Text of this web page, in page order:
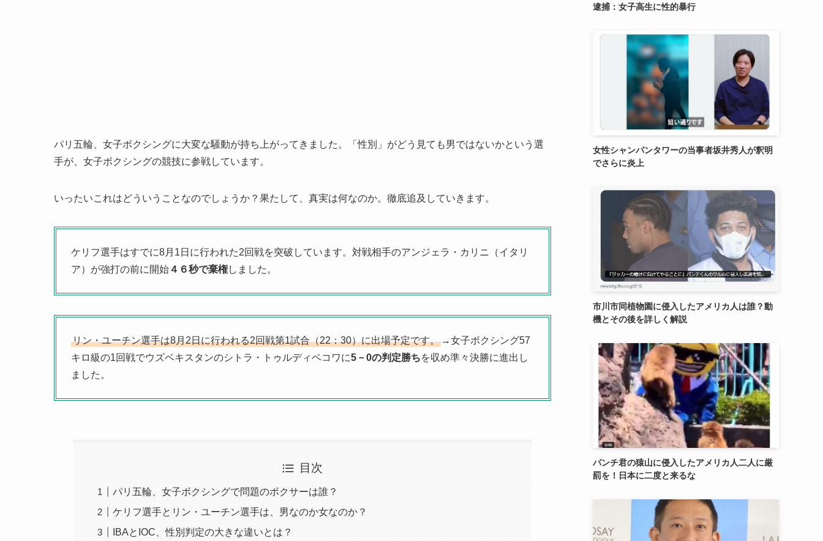
パリ五輪、女子ボクシングに大変な騒動が持ち上がってきました。「性別」がどう見ても男ではないかという選
手が、女子ボクシングの競技に参戦しています。
いったいこれはどういうことなのでしょうか？果たして、真実は何なのか。徹底追及していきます。
ケリフ選手はすでに8月1日に行われた2回戦を突破しています。対戦相手のアンジェラ・カリニ（イタリ
ア）が強打の前に開始４６秒で棄権しました。
リン・ユーチン選手は8月2日に行われる2回戦第1試合（22：30）に出場予定です。 →女子ボクシング57
キロ級の1回戦でウズベキスタンのシトラ・トゥルディベコワに5－0の判定勝ちを収め準々決勝に進出し
ました。
目次
パリ五輪、女子ボクシングで問題のボクサーは誰？
ケリフ選手とリン・ユーチン選手は、男なのか女なのか？
IBAとIOC、性別判定の大きな違いとは？
逮捕：女子高生に性的暴行
女性シャンパンタワーの当事者坂井秀人が釈明
でさらに炎上
市川市同植物園に侵入したアメリカ人は誰？動
機とその後を詳しく解説
パンチ君の猿山に侵入したアメリカ人二人に厳
罰を！日本に二度と来るな